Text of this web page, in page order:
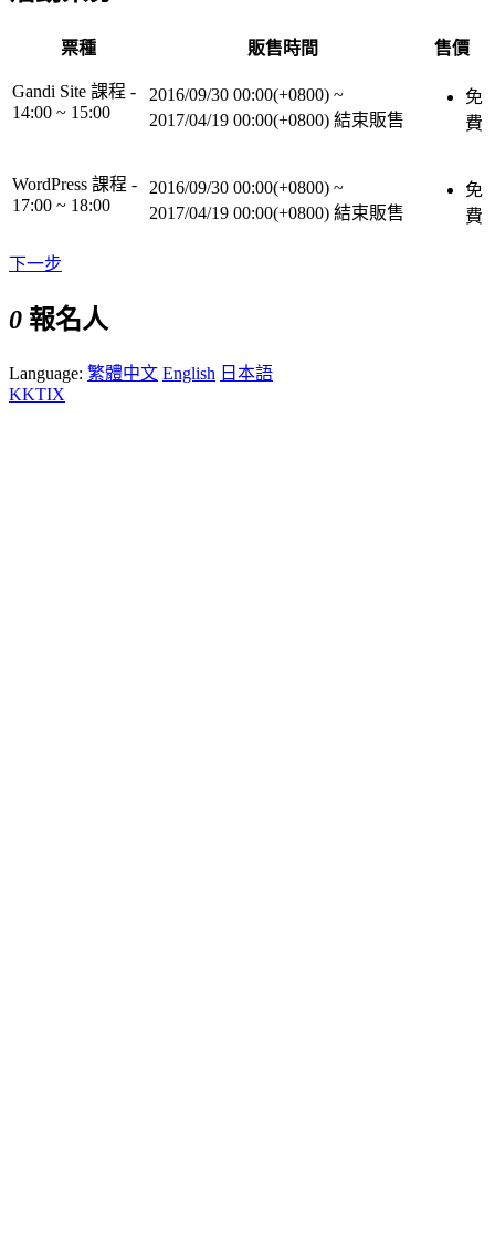
票種 販售時間 售價
Gandi Site 課程 -
14:00 ~ 15:00
2016/09/30 00:00(+0800) ~
2017/04/19 00:00(+0800) 結束販售
免
費
WordPress 課程 -
17:00 ~ 18:00
2016/09/30 00:00(+0800) ~
2017/04/19 00:00(+0800) 結束販售
免
費
下一步
0 報名人
Language: 繁體中文 English 日本語
KKTIX